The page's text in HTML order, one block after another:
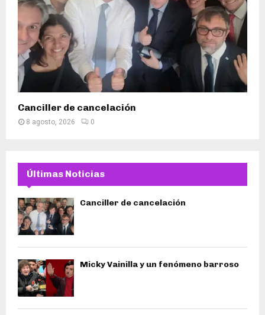
Canciller de cancelación
8 agosto, 2026 0
Últimas Noticias
Canciller de cancelación
Micky Vainilla y un fenómeno barroso